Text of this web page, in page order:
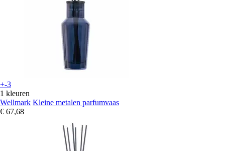
+-3
1 kleuren
Wellmark Kleine metalen parfumvaas
€ 67,68